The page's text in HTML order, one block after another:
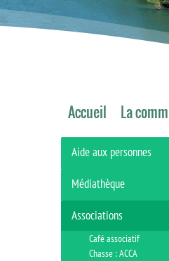
Accueil La
Aide aux personnes
Médiathèque
Associations
Café associatif
Chasse : ACCA